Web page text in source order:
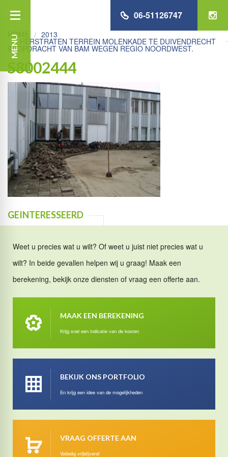
MENU
06-51126747
HOME 2013
HERSTRATEN TERREIN MOLENKADE TE DUIVENDRECHT
IN OPDRACHT VAN BAM WEGEN REGIO NOORDWEST.
S8002444
GEINTERESSEERD
Weet u precies wat u wilt? Of weet u juist niet precies wat u
wilt? In beide gevallen helpen wij u graag! Maak een
berekening, bekijk onze diensten of vraag een offerte aan.
MAAK EEN BEREKENING
Krijg snel een indicatie van de kosten
BEKIJK ONS PORTFOLIO
En krijg een idee van de mogelijkheden
VRAAG OFFERTE AAN
Volledig vrijblijvend